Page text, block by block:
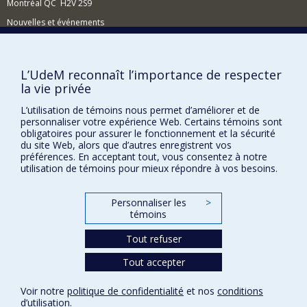
formation à l’intervention socio-judiciaire sur les plan
Montréal QC H2V 2S9
Nouvelles et événements
BESOIN D'AIDE?
Plan du site
Signaler une erreur
Accessibilité
FACULTÉ DES ARTS ET DES SCIENCES
Paramètres des témoins
L’UdeM reconnaît l’importance de respecter
la vie privée
L’utilisation de témoins nous permet d’améliorer et de
personnaliser votre expérience Web. Certains témoins sont
obligatoires pour assurer le fonctionnement et la sécurité
du site Web, alors que d’autres enregistrent vos
préférences. En acceptant tout, vous consentez à notre
utilisation de témoins pour mieux répondre à vos besoins.
Personnaliser les
témoins
>
Tout refuser
Tout accepter
Voir notre politique de confidentialité et nos conditions
d’utilisation.